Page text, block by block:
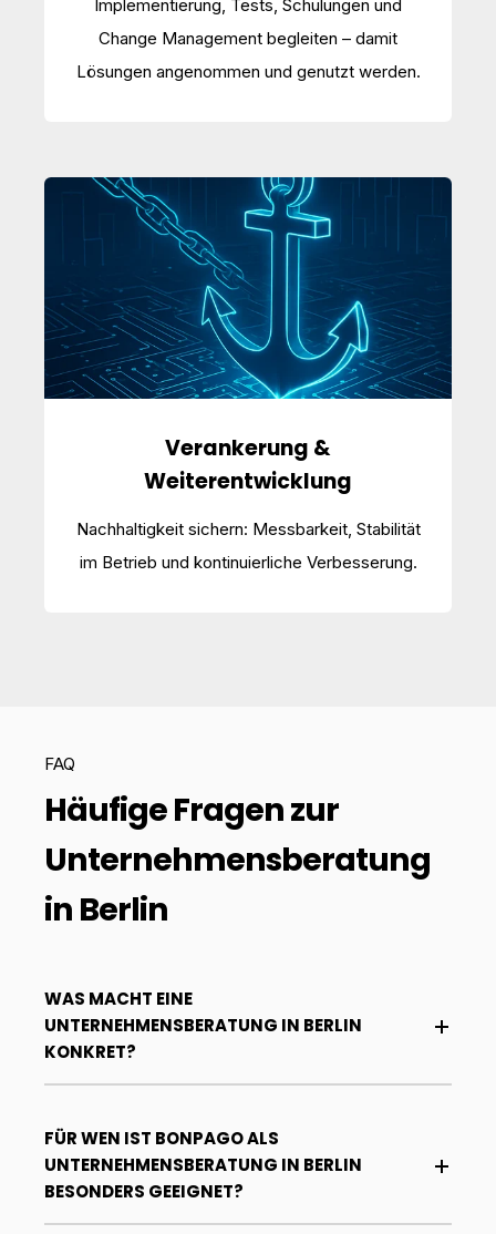
Implementierung, Tests, Schulungen und
Change Management begleiten – damit
Lösungen angenommen und genutzt werden.
Verankerung &
Weiterentwicklung
Nachhaltigkeit sichern: Messbarkeit, Stabilität
im Betrieb und kontinuierliche Verbesserung.
FAQ
Häufige Fragen zur
Unternehmensberatung
in Berlin
WAS MACHT EINE
UNTERNEHMENSBERATUNG IN BERLIN
KONKRET?
FÜR WEN IST BONPAGO ALS
UNTERNEHMENSBERATUNG IN BERLIN
BESONDERS GEEIGNET?